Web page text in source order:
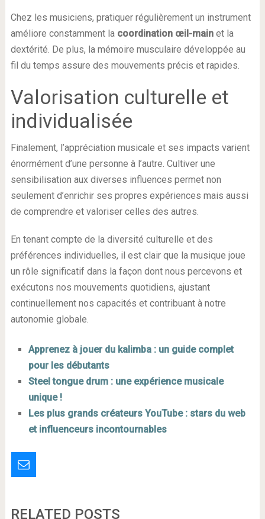
Chez les musiciens, pratiquer régulièrement un instrument
améliore constamment la coordination œil-mainet la
dextérité. De plus, la mémoire musculaire développée au
fil du temps assure des mouvements précis et rapides.
Valorisation culturelle et
individualisée
Finalement, l’appréciation musicale et ses impacts varient
énormément d’une personne à l’autre. Cultiver une
sensibilisation aux diverses influences permet non
seulement d’enrichir ses propres expériences mais aussi
de comprendre et valoriser celles des autres.
En tenant compte de la diversité culturelle et des
préférences individuelles, il est clair que la musique joue
un rôle significatif dans la façon dont nous percevons et
exécutons nos mouvements quotidiens, ajustant
continuellement nos capacités et contribuant à notre
autonomie globale.
Apprenez à jouer du kalimba : un guide complet
pour les débutants
Steel tongue drum : une expérience musicale
unique !
Les plus grands créateurs YouTube : stars du web
et influenceurs incontournables
RELATED POSTS